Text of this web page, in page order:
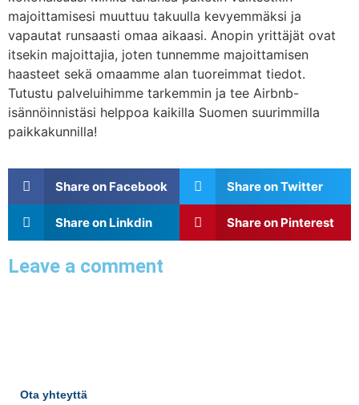
majoittamisesi muuttuu takuulla kevyemmäksi ja
vapautat runsaasti omaa aikaasi. Anopin yrittäjät ovat
itsekin majoittajia, joten tunnemme majoittamisen
haasteet sekä omaamme alan tuoreimmat tiedot.
Tutustu palveluihimme tarkemmin ja tee Airbnb-
isännöinnistäsi helppoa kaikilla Suomen suurimmilla
paikkakunnilla!
Share on Facebook Share on Twitter
Share on Linkdin Share on Pinterest
Leave a comment
Ota yhteyttä